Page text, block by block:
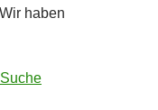
haben